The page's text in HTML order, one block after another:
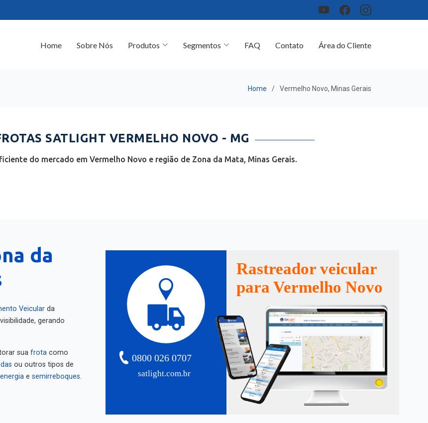
Home Sobre Nós Produtos Segmentos FAQ Contato Área do Cliente
Home Vermelho Novo, Minas Gerais
SATLIGHT VERMELHO NOVO - MG
do mercado em Vermelho Novo e região de Zona da Mata, Minas Gerais.
da
Veicular da
gerando
sua frota como
ou outros tipos de
e semirreboques. satlight.com.br
0800 026 0707
Rastreador veicular
para Vermelho Novo